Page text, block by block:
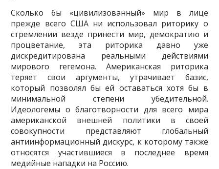
Сколько бы «цивилизованный» мир в лице
прежде всего США ни использовал риторику о
стремлении везде принести мир, демократию и
процветание, эта риторика давно уже
дискредити­рована реальными действиями
мирового гегемона. Американская риторика
теряет свои аргумен­ты, утрачивает базис,
который позволял бы ей оставаться хотя бы в
минимальной степени убеди­тельной.
Идеологемы о благотворности для всего мира
американской внешней политики в своей
совокупности представляют глобальный
антиинформационный дискурс, к которому также
отно­сятся участившиеся в последнее время
медийные нападки на Россию.